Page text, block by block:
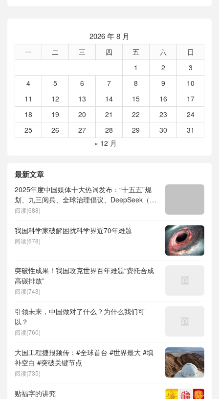
2026 年 8 月
一 二 三 四 五 六
日
1
2
3
4
5 6 7 8 9
10
11
12 13 14 15 16
17
18
19 20 21 22 23
24
25
26 27 28 29 30
31
« 12 月
最新文章
2025年度中国媒体十大热词发布：“十五五”规
划、九三阅兵、全球治理倡议、DeepSeek（深
度求索）、人形机器人、苏超、票根经济、育
阅读(688)
我国科学家破解困扰科学界近70年难题
阅读(678)
突破性成果！我国攻克世界百年难题“费托合成
高碳排放”
阅读(743)
引领未来，中国做对了什么？为什么我们可
以？
阅读(760)
大国工程捷报频传：#全球首台 #世界最大 #填
补空白 #突破关键节点
阅读(735)
贴福字的讲究